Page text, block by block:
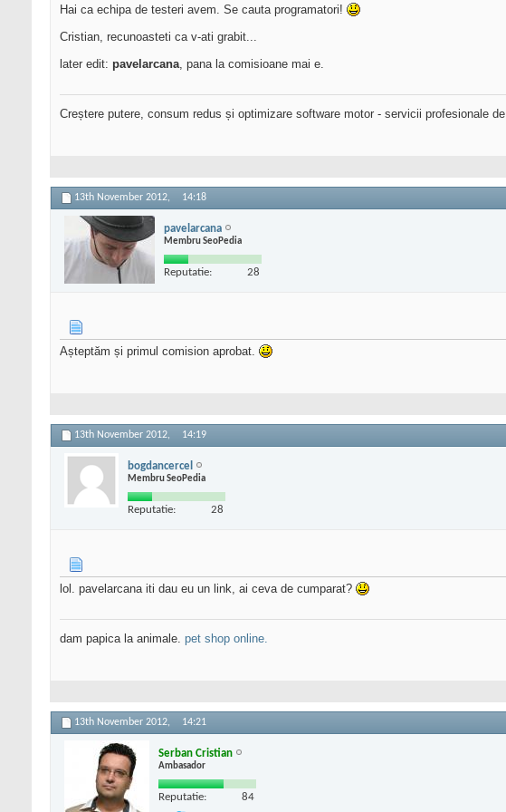
Hai ca echipa de testeri avem. Se cauta programatori!
Cristian, recunoasteti ca v-ati grabit...
later edit: pavelarcana, pana la comisioane mai e.
Creștere putere, consum redus și optimizare software motor - servicii profesionale de
13th November 2012, 14:18
pavelarcana
Membru SeoPedia
Reputatie: 28
Așteptăm și primul comision aprobat.
13th November 2012, 14:19
bogdancercel
Membru SeoPedia
Reputatie: 28
lol. pavelarcana iti dau eu un link, ai ceva de cumparat?
dam papica la animale. pet shop online.
13th November 2012, 14:21
Serban Cristian
Ambasador
Reputatie: 84